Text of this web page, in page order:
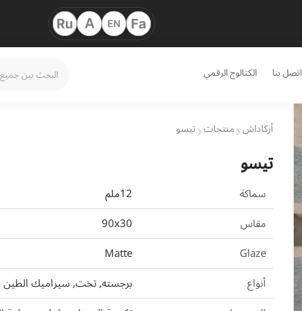
اتصل بنا الكتالوج الرقمي
أركاداش منتجات تيسو
تيسو
سماكة
12ملم
مقاس
90x30
Glaze
Matte
أنواع
برجسته, تخت, سيراميك الطين